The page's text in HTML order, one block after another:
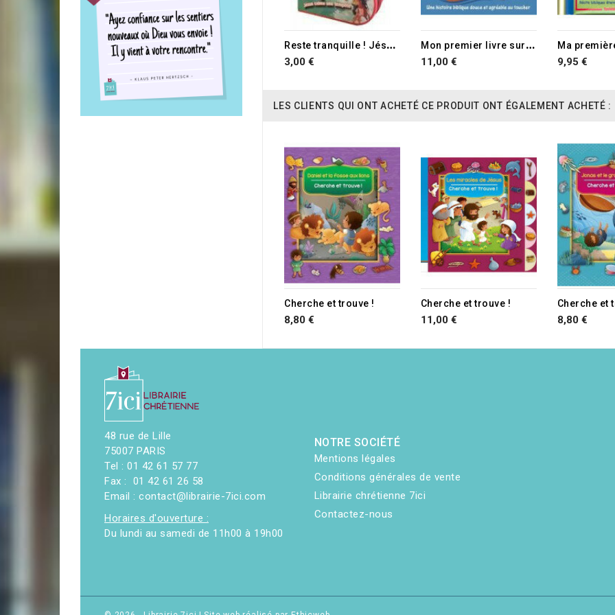
R
este tranquille ! Jésus calme une tempête
3,00 €
M
on premier livre sur l'arche de Noé
11,00 € 9,95 €
LES CLIENTS QUI ONT ACHETÉ CE PRODUIT ONT ÉGALEMENT ACHETÉ :
Cherche et trouve !
8,80 €
Cherche et trouve !
11,00 €
Cherche et
8,80 €
48 rue de Lille
75007 PARIS
Tel : 01 42 61 57 77
Fax : 01 42 61 26 58
Email : contact@librairie-7ici.com
Horaires d'ouverture :
Du lundi au samedi de 11h00 à 19h00
NOTRE SOCIÉTÉ
Mentions légales
Conditions générales de vente
Librairie chrétienne 7ici
Contactez-nous